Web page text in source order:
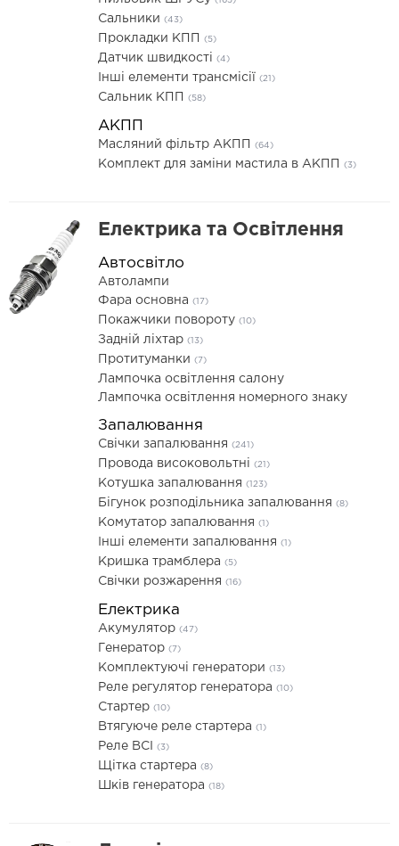
Сальники (43)
Прокладки КПП (5)
Датчик швидкості (4)
Інші елементи трансмісії (21)
Сальник КПП (58)
АКПП
Масляний фільтр АКПП (64)
Комплект для заміни мастила в АКПП (3)
Електрика та Освітлення
Автосвітло
Автолампи
Фара основна (17)
Покажчики повороту (10)
Задній ліхтар (13)
Протитуманки (7)
Лампочка освітлення салону
Лампочка освітлення номерного знаку
Запалювання
Свічки запалювання (241)
Провода високовольтні (21)
Котушка запалювання (123)
Бігунок розподільника запалювання (8)
Комутатор запалювання (1)
Інші елементи запалювання (1)
Кришка трамблера (5)
Свічки розжарення (16)
Електрика
Акумулятор (47)
Генератор (7)
Комплектуючі генератори (13)
Реле регулятор генератора (10)
Стартер (10)
Втягуюче реле стартера (1)
Реле ВСІ (3)
Щітка стартера (8)
Шків генератора (18)